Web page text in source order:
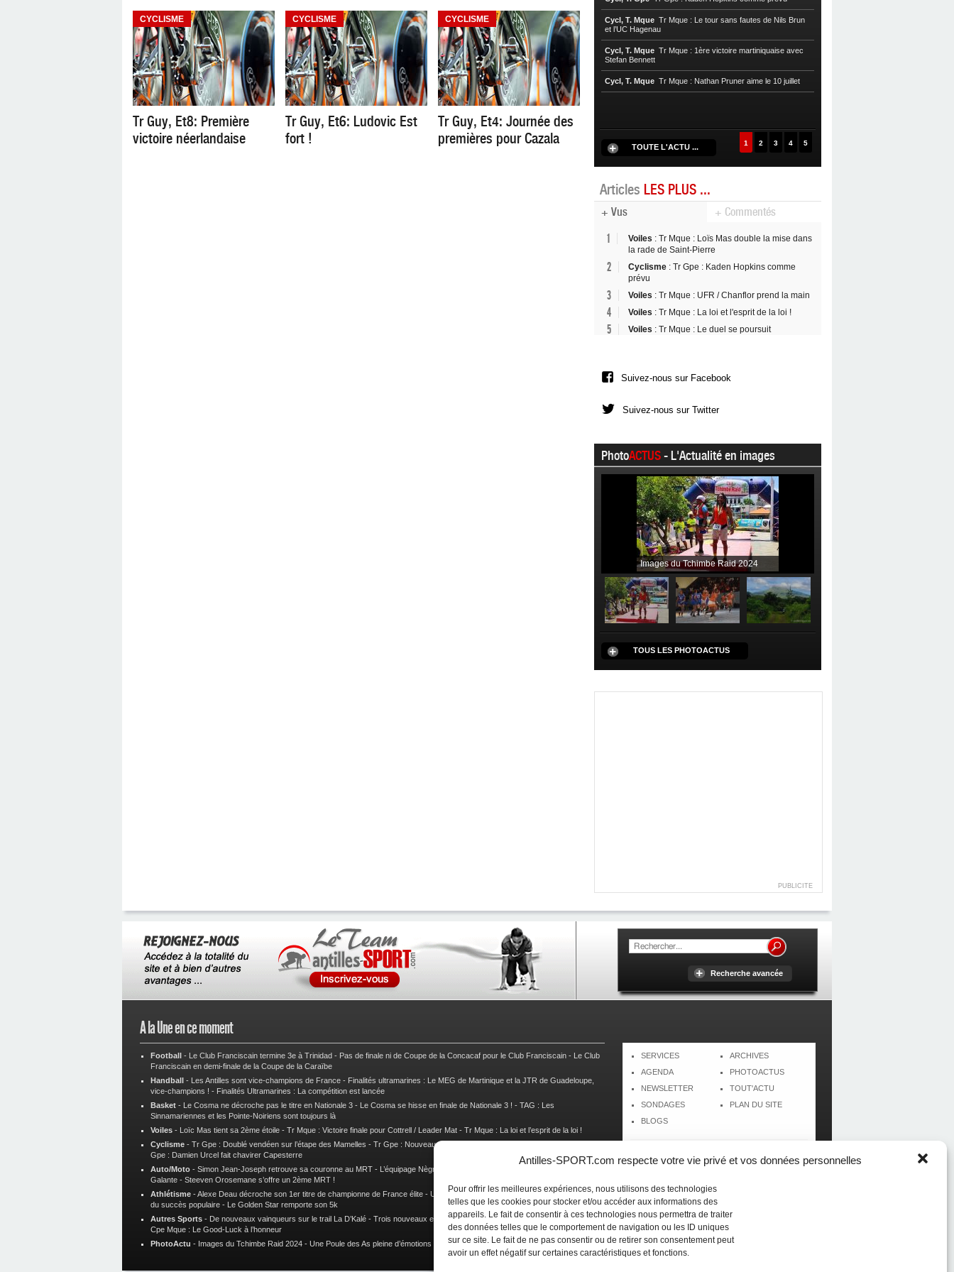
Antilles-SPORT.com respecte votre vie privé et vos données personnelles
Pour offrir les meilleures expériences, nous utilisons des technologies
telles que les cookies pour stocker et/ou accéder aux informations des
appareils. Le fait de consentir à ces technologies nous permettra de traiter
des données telles que le comportement de navigation ou les ID uniques
sur ce site. Le fait de ne pas consentir ou de retirer son consentement peut
avoir un effet négatif sur certaines caractéristiques et fonctions.
CYCLISME
Tr Guy, Et8: Première
victoire néerlandaise
CYCLISME
Tr Guy, Et6: Ludovic Est
fort !
CYCLISME
Tr Guy, Et4: Journée des
premières pour Cazala
Cycl, T. Mque Tr Mque : Le tour sans fautes de Nils Brun
et l’UC Hagenau
Cycl, T. Mque Tr Mque : 1ère victoire martiniquaise avec
Stefan Bennett
Cycl, T. Mque Tr Mque : Nathan Pruner aime le 10 juillet
TOUTE L'ACTU ... 1 2 3 4 5
Articles LES PLUS ...
+ Vus + Commentés
1 Voiles : Tr Mque : Loïs Mas double la mise dans
la rade de Saint-Pierre
2 Cyclisme : Tr Gpe : Kaden Hopkins comme
prévu
3 Voiles : Tr Mque : UFR / Chanflor prend la main
4 Voiles : Tr Mque : La loi et l'esprit de la loi !
5 Voiles : Tr Mque : Le duel se poursuit
Suivez-nous sur Facebook
Suivez-nous sur Twitter
PhotoACTUS- L'Actualité en images
Images du Tchimbe Raid 2024
TOUS LES PHOTOACTUS
PUBLICITE
Recherche avancée
A la Une en ce moment
Football - Le Club Franciscain termine 3e à Trinidad - Pas de finale ni de Coupe de la Concacaf pour le Club Franciscain - Le Club
Franciscain en demi-finale de la Coupe de la Caraïbe
Handball - Les Antilles sont vice-champions de France - Finalités ultramarines : Le MEG de Martinique et la JTR de Guadeloupe,
vice-champions ! - Finalités Ultramarines : La compétition est lancée
Basket - Le Cosma ne décroche pas le titre en Nationale 3 - Le Cosma se hisse en finale de Nationale 3 ! - TAG : Les
Sinnamariennes et les Pointe-Noiriens sont toujours là
Voiles - Loïc Mas tient sa 2ème étoile - Tr Mque : Victoire finale pour Cottrell / Leader Mat - Tr Mque : La loi et l’esprit de la loi !
Cyclisme - Tr Gpe : Doublé vendéen sur l’étape des Mamelles - Tr Gpe : Nouveau changement de leader, Damien Urcel out
Gpe : Damien Urcel fait chavirer Capesterre
Auto/Moto - Simon Jean-Joseph retrouve sa couronne au MRT - L’équipage Nègre – Gérard remporte le 9e rallye du Pays Marie-
Galante - Steeven Orosemane s’offre un 2ème MRT !
Athlétisme -Alexe Deau décroche son 1er titre de championne de France élite - Un semi marathon sous le signe de la chaleur et
du succès populaire - Le Golden Star remporte son 5k
Autres Sports - De nouveaux vainqueurs sur le trail La D’Kalé - Trois nouveaux et un habitué au palmarès du Trail des Trésors-
Cpe Mque : Le Good-Luck à l’honneur
PhotoActu - Images du Tchimbe Raid 2024 - Une Poule des As pleine d’émotions ! Images de la Woulib 113 X-Trem
SERVICES
AGENDA
NEWSLETTER
SONDAGES
BLOGS
ARCHIVES
PHOTOACTUS
TOUT'ACTU
PLAN DU SITE